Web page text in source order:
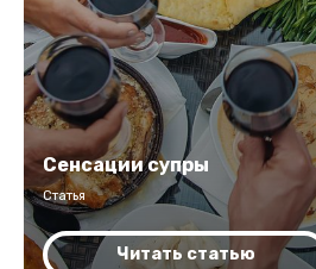
Сенсации супры
Статья
Читать статью